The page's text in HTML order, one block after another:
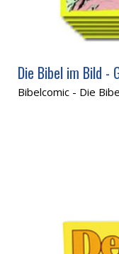
Die Bibel im Bild -
Bibelcomic - Die